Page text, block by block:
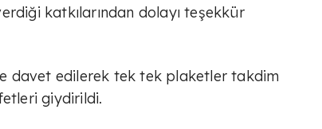
katkılarından dolayı teşekkür
davet edilerek tek tek plaketler takdim
giydirildi.